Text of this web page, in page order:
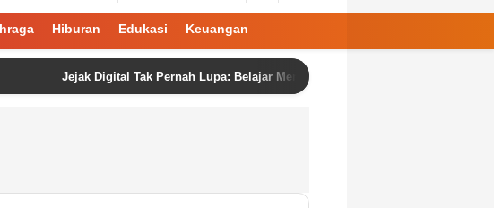
Hiburan Edukasi Keuangan
Jejak Digital Tak Pernah Lupa: Belajar Menjadi Manusia di Ruang Digital